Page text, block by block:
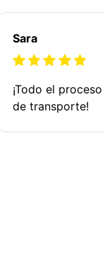
Sara
¡Todo el
de transporte!